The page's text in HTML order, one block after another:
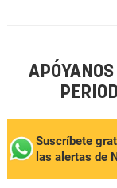
Suscríbete
las alertas de